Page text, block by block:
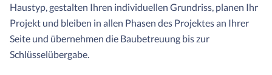
Haustyp, gestalten Ihren individuellen Grundriss, planen Ihr
Projekt und bleiben in allen Phasen des Projektes an Ihrer
Seite und übernehmen die Baubetreuung bis zur
Schlüsselübergabe.